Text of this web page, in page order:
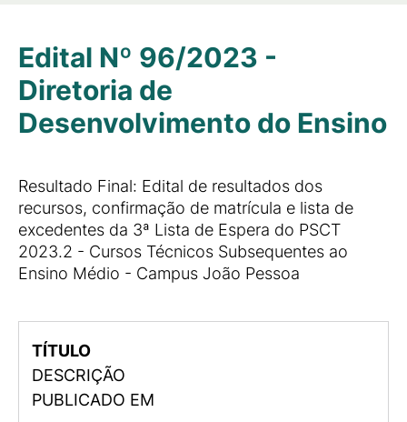
Edital Nº 96/2023 -
Diretoria de
Desenvolvimento do Ensino
Resultado Final: Edital de resultados dos
recursos, confirmação de matrícula e lista de
excedentes da 3ª Lista de Espera do PSCT
2023.2 - Cursos Técnicos Subsequentes ao
Ensino Médio - Campus João Pessoa
TÍTULO
DESCRIÇÃO
PUBLICADO EM